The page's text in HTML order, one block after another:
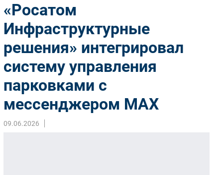
Импорто­замещение
Автоматизация Промышленности
Интернет
Фиксированная связь
Интеграция
Рынок ПК
Торговые сети
«Росатом
Инфраструктурные
решения» интегрировал
систему управления
парковками с
мессенджером МАХ
09.06.2026